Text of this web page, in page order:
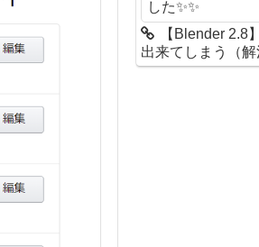
した✨✨
【Blender 2.8
出来てしまう（解